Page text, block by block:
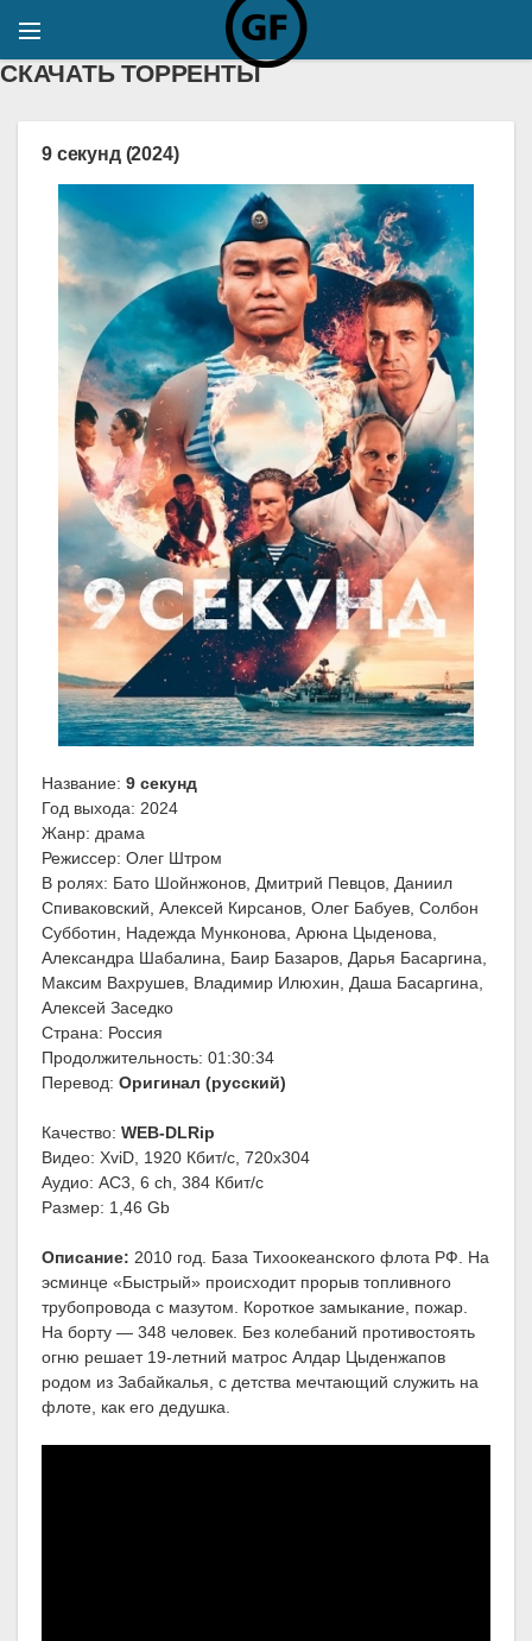
СКАЧАТЬ ТОРРЕНТЫ
9 секунд (2024)
Название: 9 секунд
Год выхода: 2024
Жанр: драма
Режиссер: Олег Штром
В ролях: Бато Шойнжонов, Дмитрий Певцов, Даниил
Спиваковский, Алексей Кирсанов, Олег Бабуев, Солбон
Субботин, Надежда Мунконова, Арюна Цыденова,
Александра Шабалина, Баир Базаров, Дарья Басаргина,
Максим Вахрушев, Владимир Илюхин, Даша Басаргина,
Алексей Заседко
Страна: Россия
Продолжительность: 01:30:34
Перевод: Оригинал (русский)
Качество: WEB-DLRip
Видео: XviD, 1920 Кбит/с, 720x304
Аудио: AC3, 6 ch, 384 Кбит/с
Размер: 1,46 Gb
Описание: 2010 год. База Тихоокеанского флота РФ. На
эсминце «Быстрый» происходит прорыв топливного
трубопровода с мазутом. Короткое замыкание, пожар.
На борту — 348 человек. Без колебаний противостоять
огню решает 19-летний матрос Алдар Цыденжапов
родом из Забайкалья, с детства мечтающий служить на
флоте, как его дедушка.